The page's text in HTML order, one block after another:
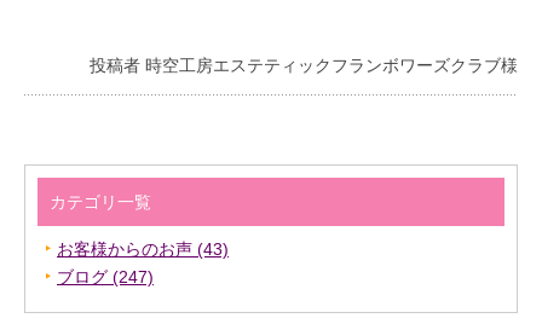
投稿者 時空工房エステティックフランボワーズクラブ様
カテゴリ一覧
お客様からのお声 (43)
ブログ (247)